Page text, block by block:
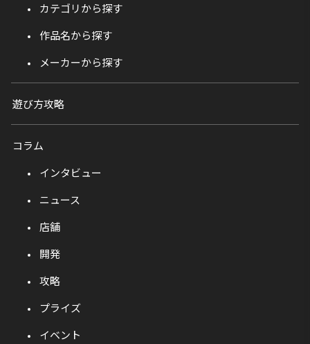
カテゴリから探す
作品名から探す
メーカーから探す
遊び方攻略
コラム
インタビュー
ニュース
店舗
開発
攻略
プライズ
イベント